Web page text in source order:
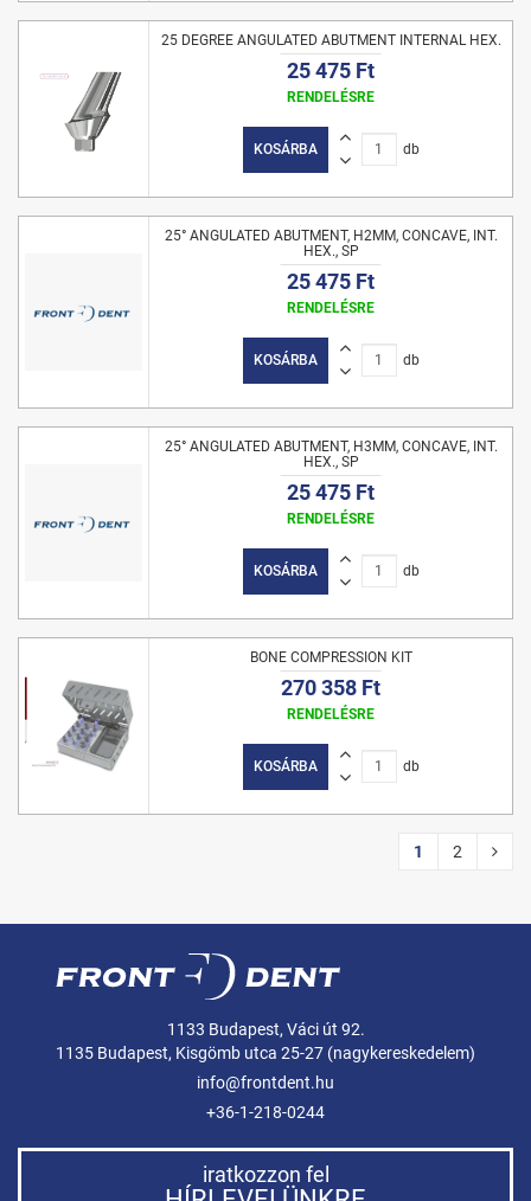
25 DEGREE ANGULATED ABUTMENT INTERNAL HEX.
25 475 Ft
RENDELÉSRE
KOSÁRBA db
25° ANGULATED ABUTMENT, H2MM, CONCAVE, INT.
HEX., SP
25 475 Ft
RENDELÉSRE
KOSÁRBA db
25° ANGULATED ABUTMENT, H3MM, CONCAVE, INT.
HEX., SP
25 475 Ft
RENDELÉSRE
KOSÁRBA db
BONE COMPRESSION KIT
270 358 Ft
RENDELÉSRE
KOSÁRBA db
1 2
1133 Budapest, Váci út 92.
1135 Budapest, Kisgömb utca 25-27 (nagykereskedelem)
info@frontdent.hu
+36-1-218-0244
iratkozzon fel